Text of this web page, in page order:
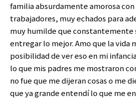
familia absurdamente amorosa
trabajadores, muy echados para
muy humilde que constantemente
entregar lo mejor. Amo que la vida
posibilidad de ver eso en mi
lo que mis padres me mostraron
no fue que me dijeran cosas o me
que ya grande entendí lo que me